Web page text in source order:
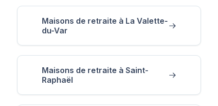
Maisons de retraite à La Valette-
du-Var
Maisons de retraite à Saint-
Raphaël